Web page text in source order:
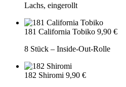
Lachs, eingerollt
181 California Tobiko 9,90 €
8 Stück – Inside-Out-Rolle
182 Shiromi 9,90 €